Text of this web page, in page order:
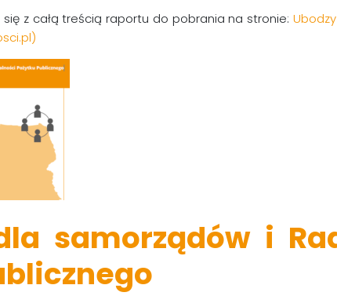
z całą treścią raportu do pobrania na stronie:
samorządów i